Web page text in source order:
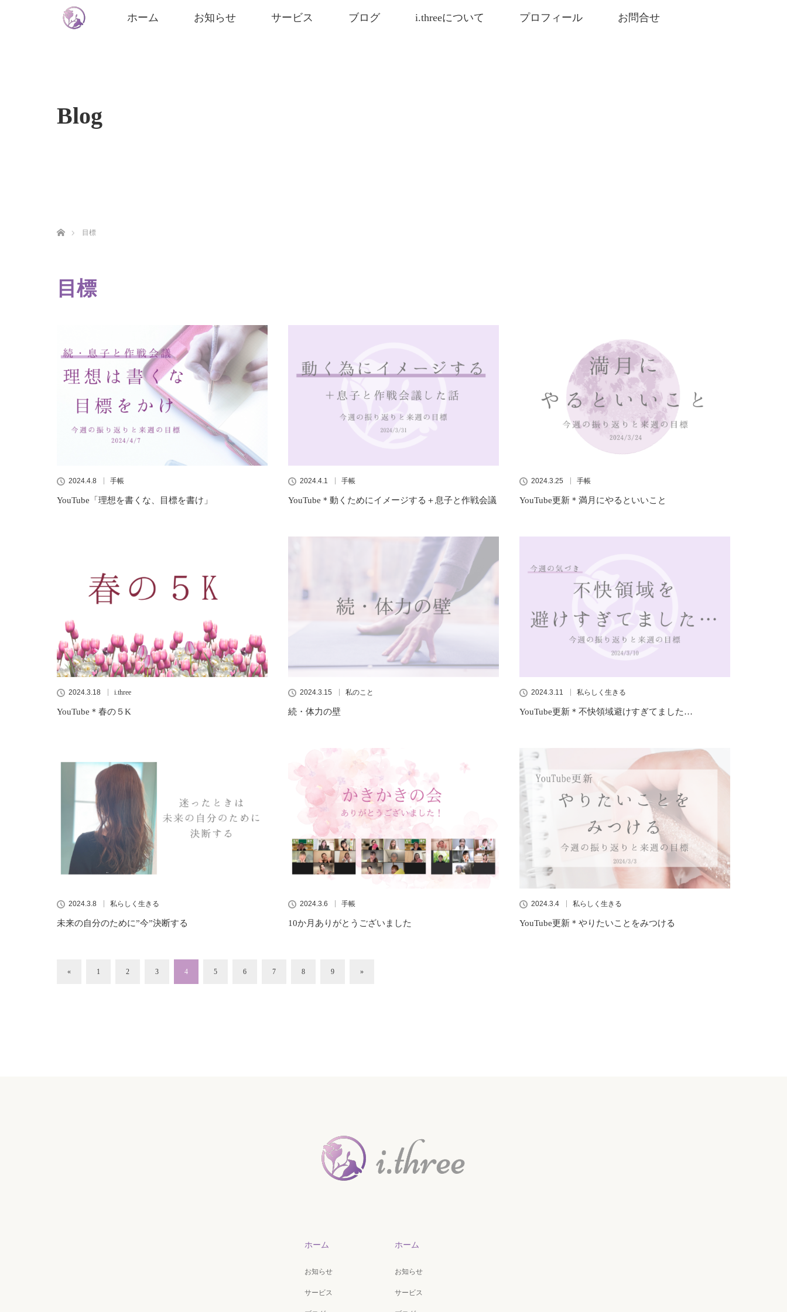
ホーム お知らせ サービス ブログ i.threeについて プロフィール お問合せ
Blog
目標
目標
2024.4.8 手帳
YouTube「理想を書くな、目標を書け」
2024.4.1 手帳
YouTube＊動くためにイメージする＋息子と作戦会議
2024.3.25 手帳
YouTube更新＊満月にやるといいこと
2024.3.18 i.three
YouTube＊春の５K
2024.3.15 私のこと
続・体力の壁
2024.3.11 私らしく生きる
YouTube更新＊不快領域避けすぎてました…
2024.3.8 私らしく生きる
未来の自分のために”今”決断する
2024.3.6 手帳
10か月ありがとうございました
2024.3.4 私らしく生きる
YouTube更新＊やりたいことをみつける
« 1 2 3 4 5 6 7 8 9 »
ホーム
お知らせ
サービス
ホーム
お知らせ
サービス